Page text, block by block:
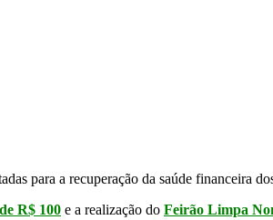
para a recuperação da saúde financeira
R$ 100 e a realização do Feirão Limpa